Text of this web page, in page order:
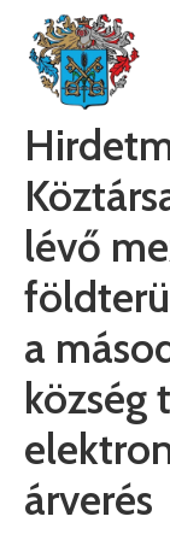
Ismerje
Meg
Zentát
Zenta
Község
Önkormányzata
Közigazgatás
Gazdaság
Turizmus
Dokumentumok
lévő
a
község
árverés